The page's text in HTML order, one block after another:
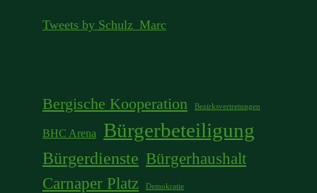
Tweets by Schulz_Marc
Bergische Kooperation Bezirksvertretungen
BHC Arena Bürgerbeteiligung
Bürgerdienste Bürgerhaushalt
Carnaper Platz
Demokratie